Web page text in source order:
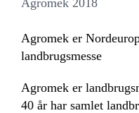
Agromek 2018
Agromek er
landbrugsmesse
Agromek er
40 år har samlet